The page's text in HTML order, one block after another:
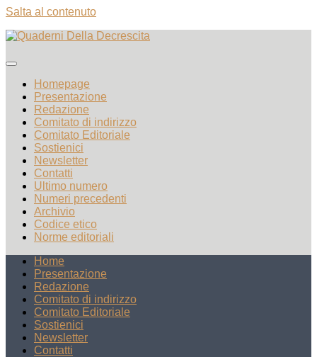
Salta al contenuto
Homepage
Presentazione
Redazione
Comitato di indirizzo
Comitato Editoriale
Sostienici
Newsletter
Contatti
Ultimo numero
Numeri precedenti
Archivio
Codice etico
Norme editoriali
Home
Presentazione
Redazione
Comitato di indirizzo
Comitato Editoriale
Sostienici
Newsletter
Contatti